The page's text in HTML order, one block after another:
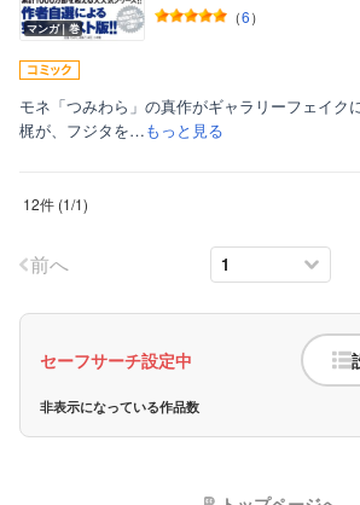
マンガ｜巻
（6）
モネ「つみわら」の真作がギャラリーフェイク
梶が、フジタを…もっと見る
12件 (1/1)
前へ
セーフサーチ設定中
非表示になっている作品数